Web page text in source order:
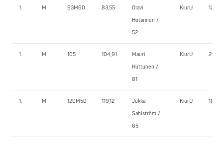
1. M 93M60 83,55
Olavi
Hotarinen /
52
KiurU 120,0
1. M 105 104,91
Mauri
Huttunen /
81
KiurU 210,0
1. M 120M50 119,12
Jukka
Sahlström /
65
KiurU 180,0